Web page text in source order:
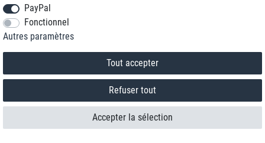
Lorsque vous consultez une page de notre site Web qui contient un
tel plug-in, votre navigateur établit une connexion directe avec les
serveurs du fournisseur afin de charger le plug-in. Certaines
informations, dont votre adresse IP, sont alors transmises au
Si la lecture des vidéos intégrées est déclenchée par le plug-in, le
fournisseur utilise des cookies afin de collecter des informations
sur le comportement de l'utilisateur, d'établir des statistiques de
lecture et d'empêcher les comportements abusifs.
PayPal
Fonctionnel
Autres paramètres
Tout accepter
Refuser tout
Accepter la sélection